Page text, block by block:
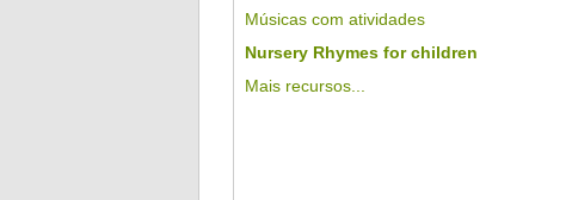
Músicas com atividades
Nursery Rhymes for children
Mais recursos...